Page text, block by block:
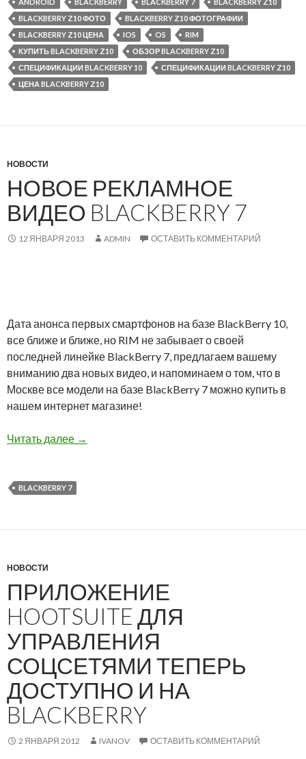
BLACKBERRY Z10 ФОТО
BLACKBERRY Z10 ФОТОГРАФИИ
BLACKBERRY Z10 ЦЕНА
IOS OS
RIM
КУПИТЬ BLACKBERRY Z10
ОБЗОР BLACKBERRY Z10
СПЕЦИФИКАЦИИ BLACKBERRY 10
СПЕЦИФИКАЦИИ BLACKBERRY Z10
ЦЕНА BLACKBERRY Z10
НОВОСТИ
НОВОЕ РЕКЛАМНОЕ
ВИДЕО BLACKBERRY 7
12 ЯНВАРЯ 2013 ADMIN ОСТАВИТЬ КОММЕНТАРИЙ
Дата анонса первых смартфонов на базе BlackBerry 10,
все ближе и ближе, но RIM не забывает о своей
последней линейке BlackBerry 7, предлагаем вашему
вниманию два новых видео, и напоминаем о том, что в
Москве все модели на базе BlackBerry 7 можно купить в
нашем интернет магазине!
Читать далее Новое рекламное видео BlackBerry 7
→
BLACKBERRY 7
НОВОСТИ
ПРИЛОЖЕНИЕ
HOOTSUITE ДЛЯ
УПРАВЛЕНИЯ
СОЦСЕТЯМИ ТЕПЕРЬ
ДОСТУПНО И НА
BLACKBERRY
2 ЯНВАРЯ 2012 IVANOV ОСТАВИТЬ КОММЕНТАРИЙ